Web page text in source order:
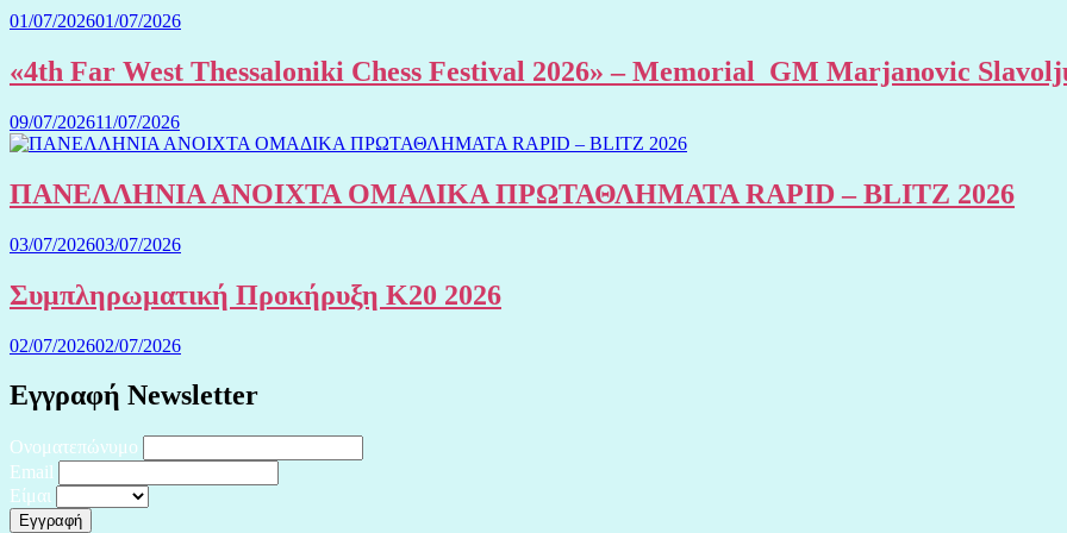
01/07/202601/07/2026
«4th Far West Thessaloniki Chess Festival 2026» – Memorial GM Marjanovic
09/07/202611/07/2026
ΠΑΝΕΛΛΗΝΙΑ ΑΝΟΙΧΤΑ ΟΜΑΔΙΚΑ ΠΡΩΤΑΘΛΗΜΑΤΑ RAPID – BLITZ 2026
03/07/202603/07/2026
Συμπληρωματική Προκήρυξη Κ20 2026
02/07/202602/07/2026
Εγγραφή Newsletter
Ονοματεπώνυμο
Email
Είμαι